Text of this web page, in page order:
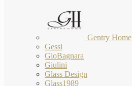
Gentry Home
Gessi
GioBagnara
Giulini
Glass Design
Glass1989